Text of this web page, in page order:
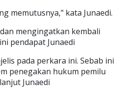
memutusnya," kata Junaedi.
mengingatkan kembali
pendapat Junaedi
pada perkara ini. Sebab ini
penegakan hukum pemilu
Junaedi